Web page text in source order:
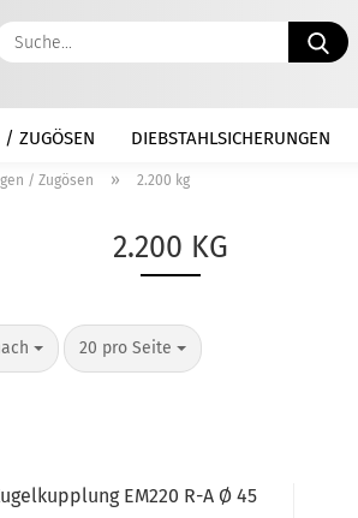
/ ZUGÖSEN DIEBSTAHLSICHERUNGEN
/ Zugösen » 2.200 kg
2.200 KG
20 pro Seite
pro Seite
EM220 R-A Ø 45